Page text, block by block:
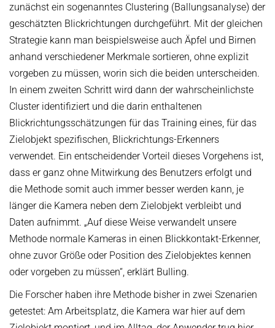
zunächst ein sogenanntes Clustering (Ballungsanalyse) der
geschätzten Blickrichtungen durchgeführt. Mit der gleichen
Strategie kann man beispielsweise auch Äpfel und Birnen
anhand verschiedener Merkmale sortieren, ohne explizit
vorgeben zu müssen, worin sich die beiden unterscheiden.
In einem zweiten Schritt wird dann der wahrscheinlichste
Cluster identifiziert und die darin enthaltenen
Blickrichtungsschätzungen für das Training eines, für das
Zielobjekt spezifischen, Blickrichtungs-Erkenners
verwendet. Ein entscheidender Vorteil dieses Vorgehens ist,
dass er ganz ohne Mitwirkung des Benutzers erfolgt und
die Methode somit auch immer besser werden kann, je
länger die Kamera neben dem Zielobjekt verbleibt und
Daten aufnimmt. „Auf diese Weise verwandelt unsere
Methode normale Kameras in einen Blickkontakt-Erkenner,
ohne zuvor Größe oder Position des Zielobjektes kennen
oder vorgeben zu müssen“, erklärt Bulling.
Die Forscher haben ihre Methode bisher in zwei Szenarien
getestet: Am Arbeitsplatz, die Kamera war hier auf dem